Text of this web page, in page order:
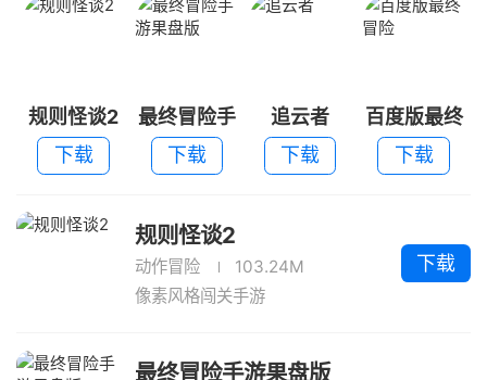
规则怪谈2
下载
最终冒险手
游果盘版
下载
追云者
下载
百度版最终
冒险
下载
规则怪谈2
动作冒险
103.24M
像素风格闯关手游
下载
最终冒险手游果盘版